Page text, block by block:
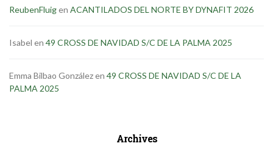
ReubenFluigen ACANTILADOS DEL NORTE BY DYNAFIT 2026
Isabel en 49 CROSS DE NAVIDAD S/C DE LA PALMA 2025
Emma Bilbao Gonzálezen 49 CROSS DE NAVIDAD S/C DE LA
PALMA 2025
Archives